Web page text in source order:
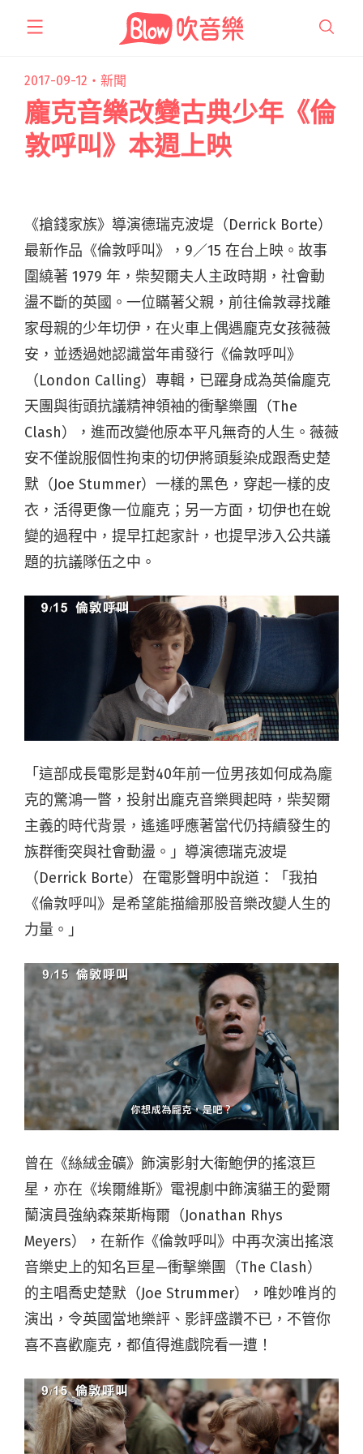
2017-09-12・ 新聞
龐克音樂改變古典少年《倫
敦呼叫》本週上映
《搶錢家族》導演德瑞克波堤（Derrick Borte）
最新作品《倫敦呼叫》，9／15 在台上映。故事
圍繞著 1979 年，柴契爾夫人主政時期，社會動
盪不斷的英國。一位瞞著父親，前往倫敦尋找離
家母親的少年切伊，在火車上偶遇龐克女孩薇薇
安，並透過她認識當年甫發行《倫敦呼叫》
（London Calling）專輯，已躍身成為英倫龐克
天團與街頭抗議精神領袖的衝擊樂團（The
Clash），進而改變他原本平凡無奇的人生。薇薇
安不僅說服個性拘束的切伊將頭髮染成跟喬史楚
默（Joe Stummer）一樣的黑色，穿起一樣的皮
衣，活得更像一位龐克；另一方面，切伊也在蛻
變的過程中，提早扛起家計，也提早涉入公共議
題的抗議隊伍之中。
「這部成長電影是對40年前一位男孩如何成為龐
克的驚鴻一瞥，投射出龐克音樂興起時，柴契爾
主義的時代背景，遙遙呼應著當代仍持續發生的
族群衝突與社會動盪。」導演德瑞克波堤
（Derrick Borte）在電影聲明中說道：「我拍
《倫敦呼叫》是希望能描繪那股音樂改變人生的
力量。」
曾在《絲絨金礦》飾演影射大衛鮑伊的搖滾巨
星，亦在《埃爾維斯》電視劇中飾演貓王的愛爾
蘭演員強納森萊斯梅爾（Jonathan Rhys
Meyers），在新作《倫敦呼叫》中再次演出搖滾
音樂史上的知名巨星—衝擊樂團（The Clash）
的主唱喬史楚默（Joe Strummer），唯妙唯肖的
演出，令英國當地樂評、影評盛讚不已，不管你
喜不喜歡龐克，都值得進戲院看一遭！